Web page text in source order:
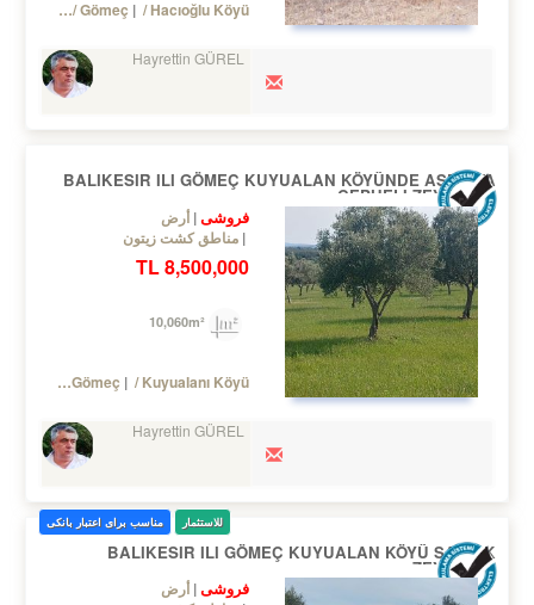
Turkey Balıkesir / Gömeç / Hacıoğlu Köyü
Hayrettin GÜREL
BALIKESIR ILI GÖMEÇ KUYUALAN KÖYÜNDE ASFALTA
CEPHELI ZEYTINLIK
فروشی أرض
مناطق کشت زیتون
8,500,000 TL
Turkey Balıkesir / Gömeç / Kuyualanı Köyü
Hayrettin GÜREL
للاستثمار مناسب برای اعتبار بانکی
BALIKESIR ILI GÖMEÇ KUYUALAN KÖYÜ SATILIK
ZEYTINLIK
فروشی أرض